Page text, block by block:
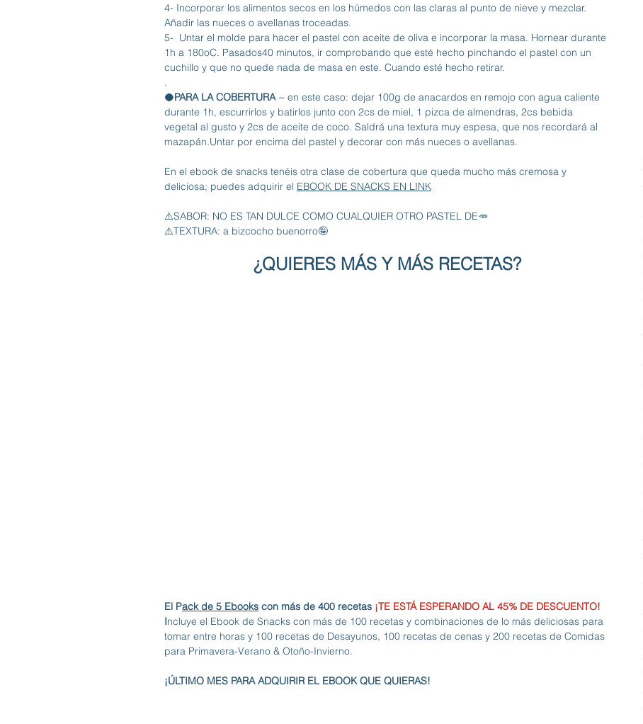
4️- Incorporar los alimentos secos en los húmedos con las claras al punto de nieve y mezclar.
Añadir las nueces o avellanas troceadas.
5️-  Untar el molde para hacer el pastel con aceite de oliva e incorporar la masa. Hornear durante
1h a 180oC. Pasados40 minutos, ir comprobando que esté hecho pinchando el pastel con un
cuchillo y que no quede nada de masa en este. Cuando esté hecho retirar.
.
🥥PARA LA COBERTURA ~ en este caso: dejar 100g de anacardos en remojo con agua caliente
durante 1h, escurrirlos y batirlos junto con 2cs de miel, 1 pizca de almendras, 2cs bebida
vegetal al gusto y 2cs de aceite de coco. Saldrá una textura muy espesa, que nos recordará al
mazapán.Untar por encima del pastel y decorar con más nueces o avellanas.
En el ebook de snacks tenéis otra clase de cobertura que queda mucho más cremosa y
deliciosa; puedes adquirir el EBOOK DE SNACKS EN LINK
⚠️SABOR: NO ES TAN DULCE COMO CUALQUIER OTRO PASTEL DE🥕
⚠️TEXTURA: a bizcocho buenorro🤪
¿QUIERES MÁS Y MÁS RECETAS?
El Pack de 5 Ebooks con más de 400 recetas ¡TE ESTÁ ESPERANDO AL 45% DE DESCUENTO!
Incluye el Ebook de Snacks con más de 100 recetas y combinaciones de lo más deliciosas para
tomar entre horas y 100 recetas de Desayunos, 100 recetas de cenas y 200 recetas de Comidas
para Primavera-Verano & Otoño-Invierno.
¡ÚLTIMO MES PARA ADQUIRIR EL EBOOK QUE QUIERAS!